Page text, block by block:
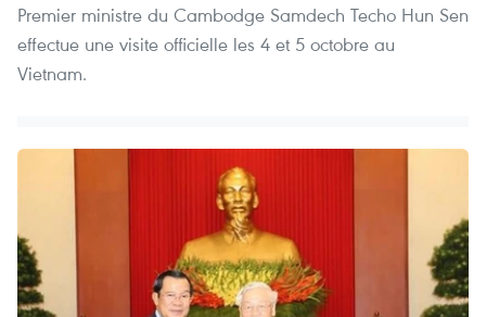
Premier ministre du Cambodge Samdech Techo Hun Sen
effectue une visite officielle les 4 et 5 octobre au
Vietnam.